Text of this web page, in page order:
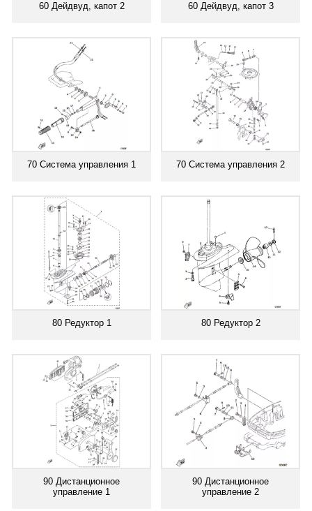
60 Дейдвуд, капот 2 60 Дейдвуд, капот 3
70 Система управления 1 70 Система управления 2
80 Редуктор 1 80 Редуктор 2
90 Дистанционное
управление 1
90 Дистанционное
управление 2